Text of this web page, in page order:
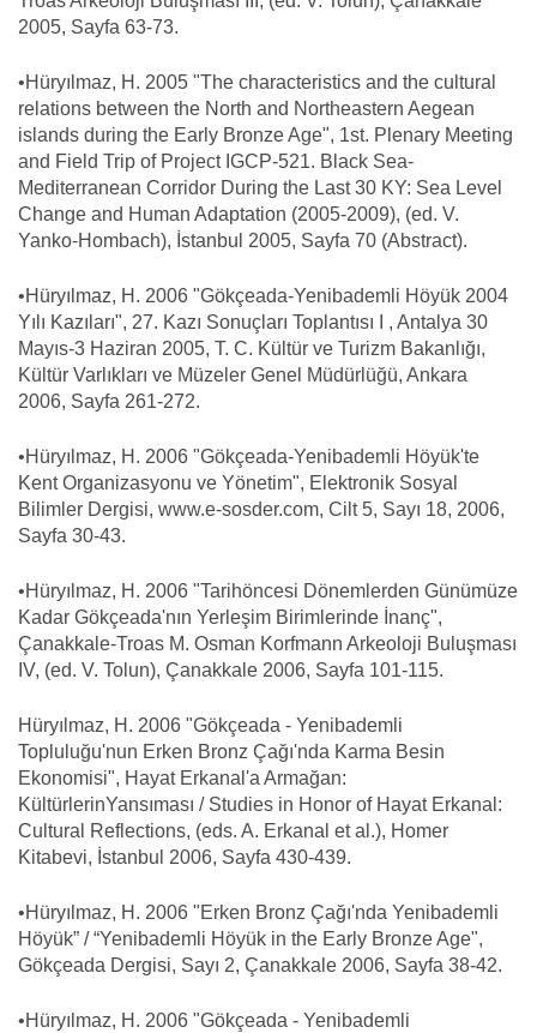
2005, Sayfa 63-73.
•Hüryılmaz, H. 2005 "The characteristics and the cultural
relations between the North and Northeastern Aegean
islands during the Early Bronze Age", 1st. Plenary Meeting
and Field Trip of Project IGCP-521. Black Sea-
Mediterranean Corridor During the Last 30 KY: Sea Level
Change and Human Adaptation (2005-2009), (ed. V.
Yanko-Hombach), İstanbul 2005, Sayfa 70 (Abstract).
•Hüryılmaz, H. 2006 "Gökçeada-Yenibademli Höyük 2004
Yılı Kazıları", 27. Kazı Sonuçları Toplantısı I , Antalya 30
Mayıs-3 Haziran 2005, T. C. Kültür ve Turizm Bakanlığı,
Kültür Varlıkları ve Müzeler Genel Müdürlüğü, Ankara
2006, Sayfa 261-272.
•Hüryılmaz, H. 2006 "Gökçeada-Yenibademli Höyük'te
Kent Organizasyonu ve Yönetim", Elektronik Sosyal
Bilimler Dergisi, www.e-sosder.com, Cilt 5, Sayı 18, 2006,
Sayfa 30-43.
•Hüryılmaz, H. 2006 "Tarihöncesi Dönemlerden Günümüze
Kadar Gökçeada'nın Yerleşim Birimlerinde İnanç",
Çanakkale-Troas M. Osman Korfmann Arkeoloji Buluşması
IV, (ed. V. Tolun), Çanakkale 2006, Sayfa 101-115.
Hüryılmaz, H. 2006 "Gökçeada - Yenibademli
Topluluğu'nun Erken Bronz Çağı'nda Karma Besin
Ekonomisi", Hayat Erkanal'a Armağan:
KültürlerinYansıması / Studies in Honor of Hayat Erkanal:
Cultural Reflections, (eds. A. Erkanal et al.), Homer
Kitabevi, İstanbul 2006, Sayfa 430-439.
•Hüryılmaz, H. 2006 "Erken Bronz Çağı'nda Yenibademli
Höyük” / “Yenibademli Höyük in the Early Bronze Age",
Gökçeada Dergisi, Sayı 2, Çanakkale 2006, Sayfa 38-42.
•Hüryılmaz, H. 2006 "Gökçeada - Yenibademli